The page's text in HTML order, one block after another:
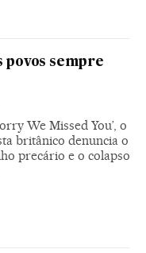
povos sempre
We Missed You’, o
britânico denuncia o
precário e o colapso